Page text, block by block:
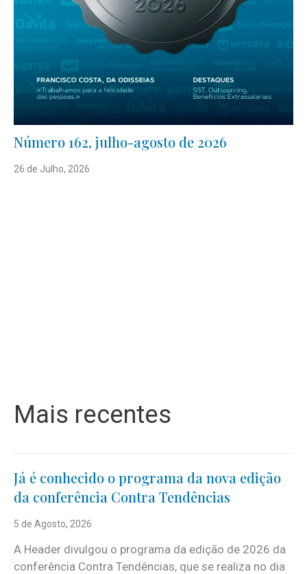
Número 162, julho-agosto de 2026
26 de Julho, 2026
Mais recentes
Já é conhecido o programa da nova edição
da conferência Contra Tendências
5 de Agosto, 2026
A Header divulgou o programa da edição de 2026 da
conferência Contra Tendências, que se realiza no dia